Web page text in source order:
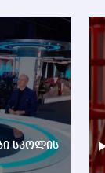
სკოლის